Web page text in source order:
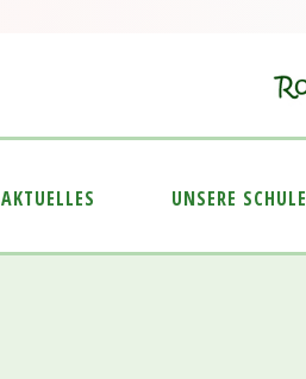
AKTUELLES UNSERE SCHULE